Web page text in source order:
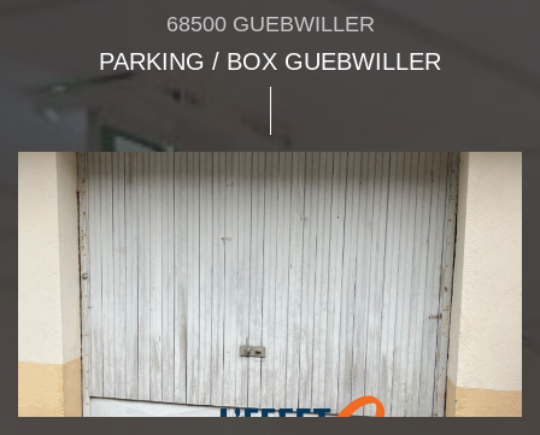
68500 GUEBWILLER
PARKING / BOX GUEBWILLER